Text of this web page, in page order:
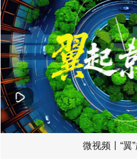
微视频丨“翼